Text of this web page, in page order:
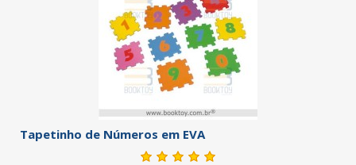
Tapetinho de Números em EVA